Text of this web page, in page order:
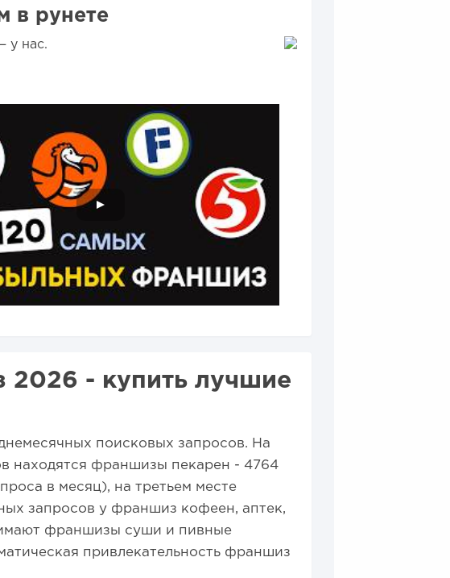
в рунете
у нас.
- купить лучшие
поисковых запросов. На
находятся франшизы пекарен - 4764
в месяц), на третьем месте
запросов у франшиз кофеен, аптек,
франшизы суши и пивные
привлекательность франшиз